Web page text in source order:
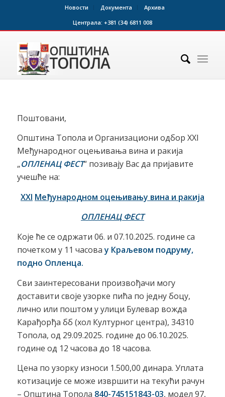
Новости Документа
Архива
Централа: +381 (34) 6811 008
Поштовани,
Општина Топола и Организациони одбор XXI
Међународног оцењивањa вина и ракија
„ОПЛЕНАЦФЕСТ“ позивају Вас да пријавите
учешће на:
XXI Међународном оцењивању вина и ракија
ОПЛЕНАЦ ФЕСТ
Које ће се одржати 06. и 07.10.2025. године са
почетком у 11 часовау Краљевoм подруму,
подно Опленца.
Сви заинтересовани произвођачи могу
доставити своје узорке пића по једну боцу,
лично или поштом у улици Булевар вожда
Карађорђа бб (хол Културног центра), 34310
Топола, од 29.09.2025. године до 06.10.2025.
године од 12 часова до 18 часова.
Цена по узорку износи 1.500,00 динара. Уплатa
котизације се може извршити на текући рачун
– Општина Топола 840-745151843-03, модел 97,